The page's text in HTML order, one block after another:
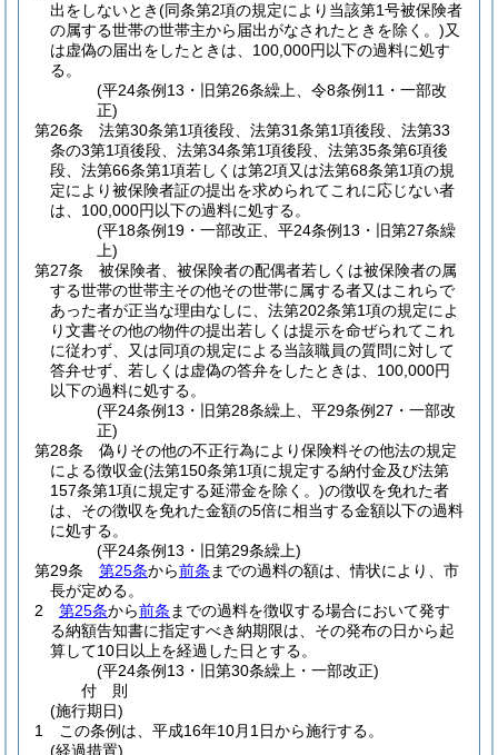
出をしないとき(同条第2項の規定により当該第1号被保険者
の属する世帯の世帯主から届出がなされたときを除く。)又
は虚偽の届出をしたときは、100,000円以下の過料に処す
る。
(平24条例13・旧第26条繰上、令8条例11・一部改
正)
第26条
法第30条第1項後段、法第31条第1項後段、法第33
条の3第1項後段、法第34条第1項後段、法第35条第6項後
段、法第66条第1項若しくは第2項又は法第68条第1項の規
定により被保険者証の提出を求められてこれに応じない者
は、100,000円以下の過料に処する。
(平18条例19・一部改正、平24条例13・旧第27条繰
上)
第27条
被保険者、被保険者の配偶者若しくは被保険者の属
する世帯の世帯主その他その世帯に属する者又はこれらで
あった者が正当な理由なしに、法第202条第1項の規定によ
り文書その他の物件の提出若しくは提示を命ぜられてこれ
に従わず、又は同項の規定による当該職員の質問に対して
答弁せず、若しくは虚偽の答弁をしたときは、100,000円
以下の過料に処する。
(平24条例13・旧第28条繰上、平29条例27・一部改
正)
第28条
偽りその他の不正行為により保険料その他法の規定
による徴収金(法第150条第1項に規定する納付金及び法第
157条第1項に規定する延滞金を除く。)の徴収を免れた者
は、その徴収を免れた金額の5倍に相当する金額以下の過料
に処する。
(平24条例13・旧第29条繰上)
第29条
第25条から前条 までの過料の額は、情状により、市
長が定める。
2
第25条から前条 までの過料を徴収する場合において発す
る納額告知書に指定すべき納期限は、その発布の日から起
算して10日以上を経過した日とする。
(平24条例13・旧第30条繰上・一部改正)
付 則
(施行期日)
1
この条例は、平成16年10月1日から施行する。
(経過措置)